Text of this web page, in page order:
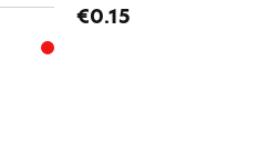
€0.15